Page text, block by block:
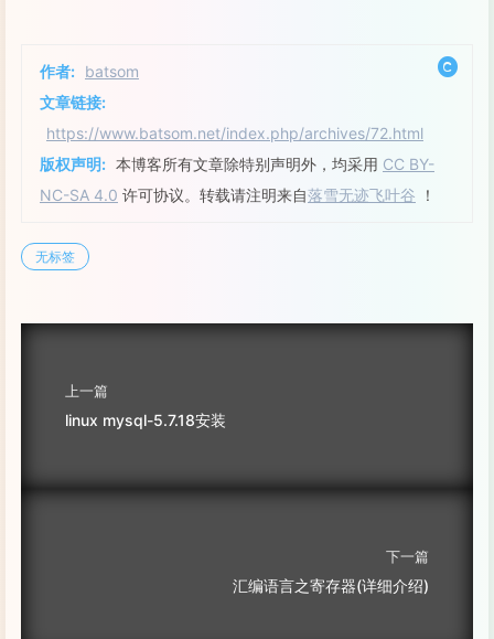
作者: batsom
文章链接:
https://www.batsom.net/index.php/archives/72.html
版权声明: 本博客所有文章除特别声明外，均采用 CC BY-
NC-SA 4.0 许可协议。转载请注明来自落雪无迹飞叶谷 ！
无标签
上一篇
linux mysql-5.7.18安装
下一篇
汇编语言之寄存器(详细介绍)